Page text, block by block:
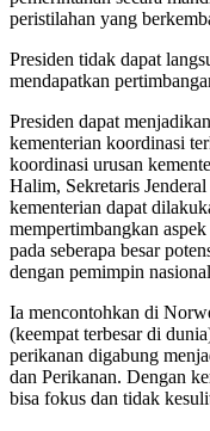
peristilahan yang
Presiden tidak dapat
mendapatkan
Presiden dapat
kementerian koordinasi
koordinasi urusan
Halim, Sekretaris
kementerian dapat
mempertimbangkan
pada seberapa besar
dengan pemimpin
Ia mencontohkan di
(keempat terbesar di
perikanan digabung
dan Perikanan. Dengan
bisa fokus dan tidak